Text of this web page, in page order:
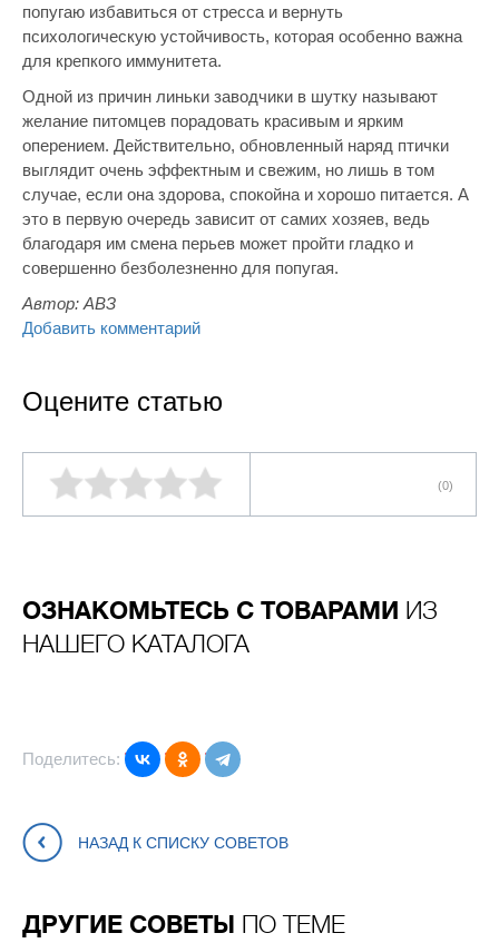
попугаю избавиться от стресса и вернуть
психологическую устойчивость, которая особенно важна
для крепкого иммунитета.
Одной из причин линьки заводчики в шутку называют
желание питомцев порадовать красивым и ярким
оперением. Действительно, обновленный наряд птички
выглядит очень эффектным и свежим, но лишь в том
случае, если она здорова, спокойна и хорошо питается. А
это в первую очередь зависит от самих хозяев, ведь
благодаря им смена перьев может пройти гладко и
совершенно безболезненно для попугая.
Автор: АВЗ
Добавить комментарий
Оцените статью
(0)
ОЗНАКОМЬТЕСЬ С ТОВАРАМИ ИЗ
НАШЕГО КАТАЛОГА
Поделитесь:
НАЗАД К СПИСКУ СОВЕТОВ
ДРУГИЕ СОВЕТЫ ПО ТЕМЕ